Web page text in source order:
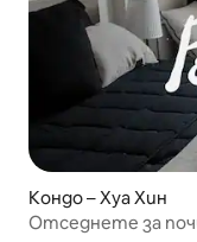
Кондо – Хуа Хин
Отседнете за